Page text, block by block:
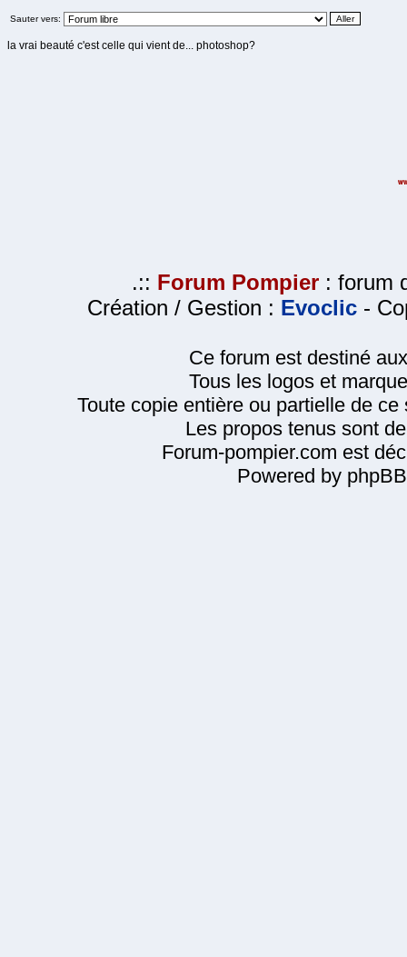
Sauter vers:
la vrai beauté c'est celle qui vient de... photoshop?
.:: Forum Pompier : forum
Création / Gestion : Evoclic -
Ce forum est destiné
Tous les logos et
Toute copie entière ou partielle de
Les propos tenus sont
Forum-pompier.com est
Powered by